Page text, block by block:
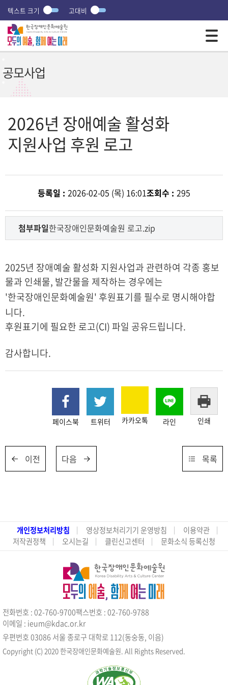
텍스트 크기 고대비
공모사업
2026년 장애예술 활성화
지원사업 후원 로고
등록일 : 2026-02-05 (목) 16:01조회수 : 295
첨부파일한국장애인문화예술원 로고.zip
2025년 장애예술 활성화 지원사업과 관련하여 각종 홍보
물과 인쇄물, 발간물을 제작하는 경우에는
'한국장애인문화예술원' 후원표기를 필수로 명시해야합
니다.
후원표기에 필요한 로고(CI) 파일 공유드립니다.
감사합니다.
페이스북 트위터 카카오톡 라인 인쇄
이전 다음 목록
개인정보처리방침 영상정보처리기기 운영방침
이용약관
저작권정책
오시는길 클린신고센터 문화소식 등록신청
전화번호 : 02-760-9700팩스번호 : 02-760-9788
이메일 : ieum@kdac.or.kr
우편번호 03086 서울 종로구 대학로 112(동숭동, 이음)
Copyright (C) 2020 한국장애인문화예술원. All Rights Reserved.